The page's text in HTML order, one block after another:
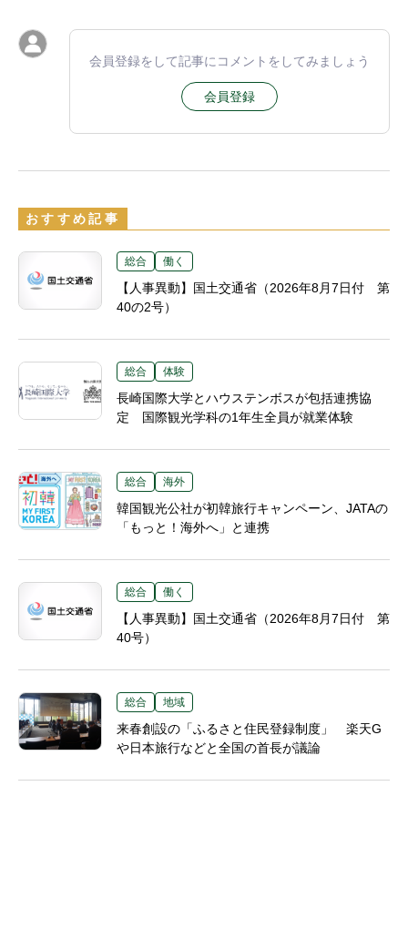
会員登録をして記事にコメントをしてみましょう
会員登録
おすすめ記事
総合 働く
【人事異動】国土交通省（2026年8月7日付 第
40の2号）
総合 体験
長崎国際大学とハウステンボスが包括連携協
定 国際観光学科の1年生全員が就業体験
総合 海外
韓国観光公社が初韓旅行キャンペーン、JATAの
「もっと！海外へ」と連携
総合 働く
【人事異動】国土交通省（2026年8月7日付 第
40号）
総合 地域
来春創設の「ふるさと住民登録制度」 楽天G
や日本旅行などと全国の首長が議論